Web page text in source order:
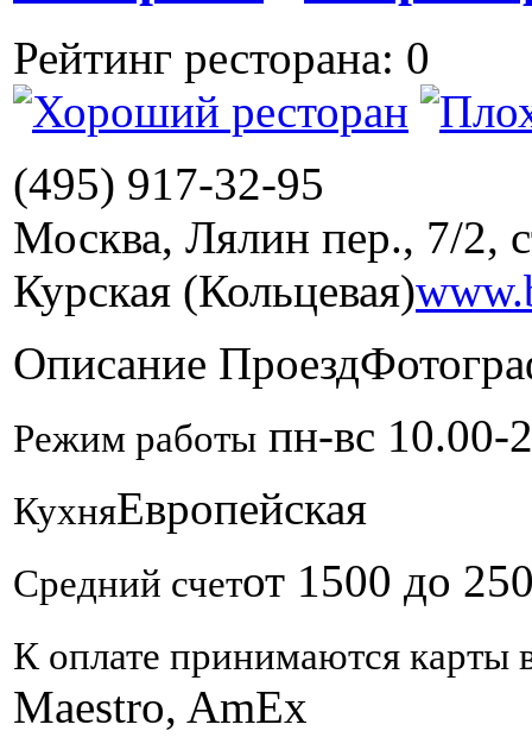
Рейтинг ресторана: 0
(495) 917-32-95
Москва, Лялин пер., 7/2,
Курская (Кольцевая)
Описание Проезд
Режим работы пн-вс 10.00-
КухняЕвропейская
Средний счетот 1500 до
К оплате принимаются карты
Maestro, AmEx